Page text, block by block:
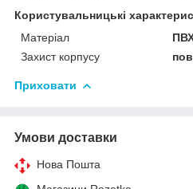
Користувальницькі
Матеріал
Захист корпусу
Приховати
Умови доставки
Нова Пошта